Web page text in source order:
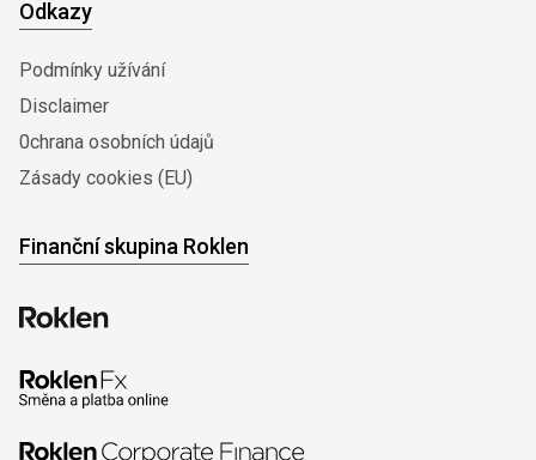
Odkazy
Podmínky užívání
Disclaimer
0chrana osobních údajů
Zásady cookies (EU)
Finanční skupina Roklen